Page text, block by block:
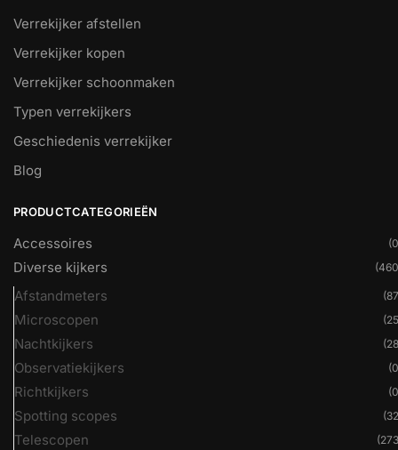
Verrekijker afstellen
Verrekijker kopen
Verrekijker schoonmaken
Typen verrekijkers
Geschiedenis verrekijker
Blog
PRODUCTCATEGORIEËN
Accessoires
Diverse kijkers
Afstandmeters
Microscopen
Nachtkijkers
Observatiekijkers
Richtkijkers
Spotting scopes
Telescopen